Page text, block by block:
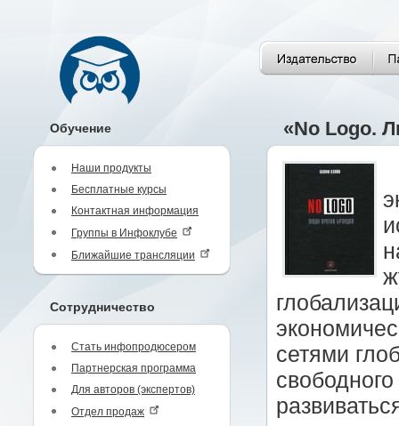
Обучение
Наши продукты
Бесплатные курсы
Контактная информация
Группы в Инфоклубе
Ближайшие трансляции
Сотрудничество
Стать инфопродюсером
Партнерская программа
Для авторов (экспертов)
Отдел продаж
«No Logo.
сетями